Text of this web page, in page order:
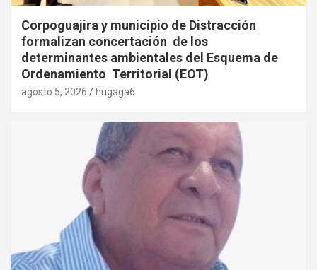
Corpoguajira y municipio de Distracción
formalizan concertación de los
determinantes ambientales del Esquema de
Ordenamiento Territorial (EOT)
agosto 5, 2026 hugaga6